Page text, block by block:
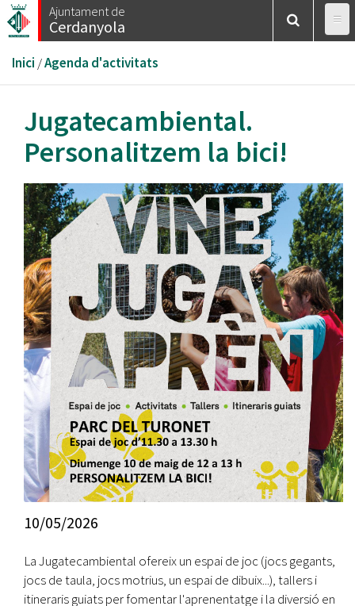
Vés
al
Ajuntament de
Cerdanyola
Esteu
aquí
Inici /Agenda d'activitats
Jugatecambiental.
Personalitzem la bici!
10/05/2026
La Jugatecambiental ofereix un espai de joc (jocs gegants,
jocs de taula, jocs motrius, un espai de dibuix...), tallers i
itineraris guiats per fomentar l'aprenentatge i la diversió en